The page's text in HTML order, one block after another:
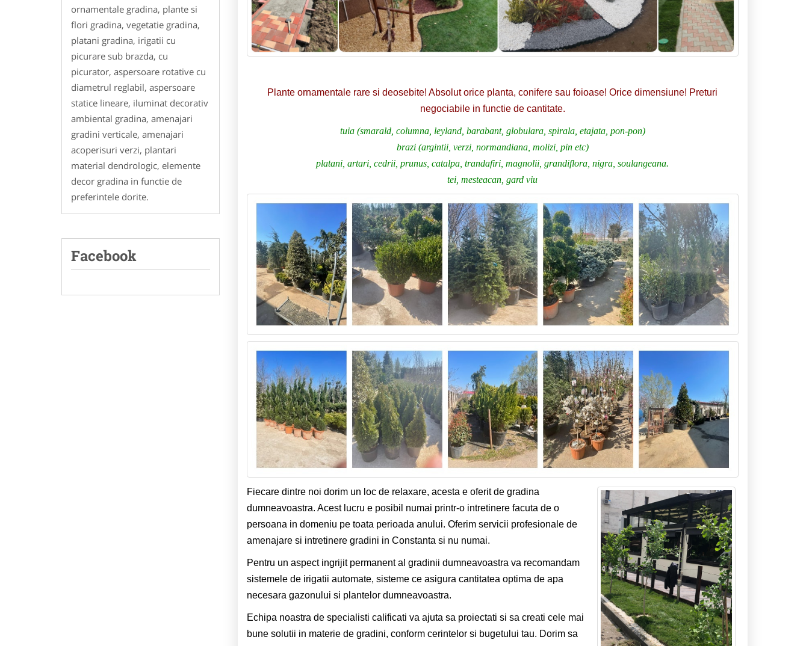
ornamentale gradina, plante si
flori gradina, vegetatie gradina,
platani gradina, irigatii cu
picurare sub brazda, cu
picurator, aspersoare rotative cu
diametrul reglabil, aspersoare
statice lineare, iluminat decorativ
ambiental gradina, amenajari
gradini verticale, amenajari
acoperisuri verzi, plantari
material dendrologic, elemente
decor gradina in functie de
preferintele dorite.
Facebook
Plante ornamentale rare si deosebite! Absolut orice planta, conifere sau foioase! Orice dimensiune! Preturi
negociabile in functie de cantitate.
tuia (smarald, columna, leyland, barabant, globulara, spirala, etajata, pon-pon)
brazi (argintii, verzi, normandiana, molizi, pin etc)
platani, artari, cedrii, prunus, catalpa, trandafiri, magnolii, grandiflora, nigra, soulangeana.
tei, mesteacan, gard viu
Fiecare dintre noi dorim un loc de relaxare, acesta e oferit de gradina
dumneavoastra. Acest lucru e posibil numai printr-o intretinere facuta de o
persoana in domeniu pe toata perioada anului. Oferim servicii profesionale de
amenajare si intretinere gradini in Constanta si nu numai.
Pentru un aspect ingrijit permanent al gradinii dumneavoastra va recomandam
sistemele de irigatii automate, sisteme ce asigura cantitatea optima de apa
necesara gazonului si plantelor dumneavoastra.
Echipa noastra de specialisti calificati va ajuta sa proiectati si sa creati cele mai
bune solutii in materie de gradini, conform cerintelor si bugetului tau. Dorim sa